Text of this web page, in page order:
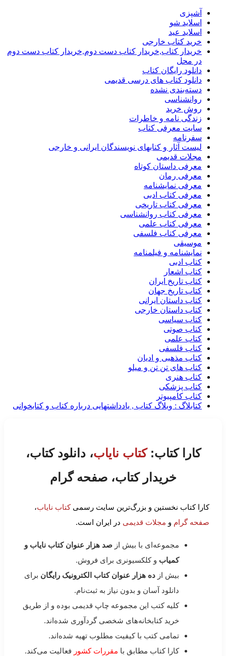
آشپزی
اسلاید شو
اسلاید عید
خرید کتاب خارجی
خریدار کتاب,خریدار کتاب دست دوم,خریدار کتاب دست دوم
در محل
دانلود رایگان کتاب
دانلود کتاب های درسی قدیمی
دسته‌بندی نشده
روانشناسی
روش خرید
زندگی نامه و خاطرات
سایت معرفی کتاب
سفرنامه
لیست آثار و کتابهای نویسندگان ایرانی و خارجی
مجلات قدیمی
معرفی داستان کوتاه
معرفی رمان
معرفی نمایشنامه
معرفی کتاب ادبی
معرفی کتاب تاریخی
معرفی کتاب روانشناسی
معرفی کتاب علمی
معرفی کتاب فلسفی
موسیقی
نمایشنامه و فیلمنامه
کتاب ادبی
کتاب اشعار
کتاب تاریخ ایران
کتاب تاریخ جهان
کتاب داستان ایرانی
کتاب داستان خارجی
کتاب سیاسی
کتاب صوتی
کتاب علمی
کتاب فلسفی
کتاب مذهبی و ادیان
کتاب های تن تن و میلو
کتاب هنری
کتاب پزشکی
کتاب کامپیوتر
کتابلاگ : وبلاگ کتاب , یادداشتهایی درباره کتاب و کتابخوانی
کارا کتاب:کتاب نایاب، دانلود کتاب،
خریدار کتاب، صفحه گرام
کارا کتاب نخستین و بزرگ‌ترین سایت رسمیکتاب نایاب،
صفحه گرام و مجلات قدیمی در ایران است.
مجموعه‌ای با بیش از صد هزار عنوان کتاب نایاب و
کمیاب و کلکسیونری برای فروش.
بیش از ده هزار عنوان کتاب الکترونیک رایگان برای
دانلود آسان و بدون نیاز به ثبت‌نام.
کلیه کتب این مجموعه چاپ قدیمی بوده و از طریق
خرید کتابخانه‌های شخصی گردآوری شده‌اند.
تمامی کتب با کیفیت مطلوب تهیه شده‌اند.
کارا کتاب مطابق با مقررات کشور فعالیت می‌کند.